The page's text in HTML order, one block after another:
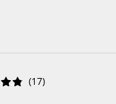


 (17)